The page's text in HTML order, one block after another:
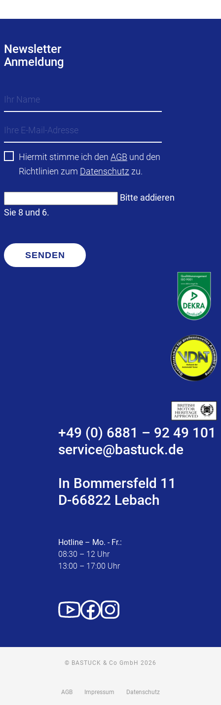
Newsletter
Anmeldung
Hiermit stimme ich den AGB und den
Richtlinien zum Datenschutz zu.
Bitte addieren
Sie 8 und 6.
SENDEN
+49 (0) 6881 – 92 49 101
service@bastuck.de
In Bommersfeld 11
D-66822 Lebach
Hotline – Mo. - Fr.:
08:30 – 12 Uhr
13:00 – 17:00 Uhr
© BASTUCK & Co GmbH 2026
AGB Impressum Datenschutz